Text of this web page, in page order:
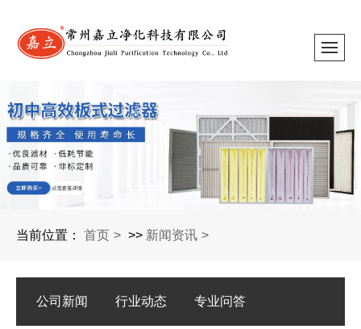
当前位置： 首页 >> 新闻资讯
公司新闻 行业动态 专业问答